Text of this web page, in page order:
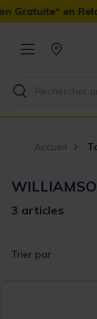
en
Accueil
3 articles
Trier par